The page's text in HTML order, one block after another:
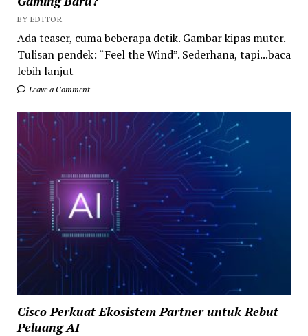
BY EDITOR
Ada teaser, cuma beberapa detik. Gambar kipas muter.
Tulisan pendek: “Feel the Wind”. Sederhana, tapi...baca
lebih lanjut
Leave a Comment
Cisco Perkuat Ekosistem Partner untuk Rebut
Peluang AI